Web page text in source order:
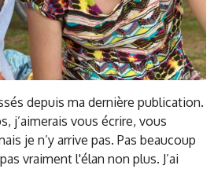
depuis ma dernière publication.
j’aimerais vous écrire, vous
je n’y arrive pas. Pas beaucoup
vraiment l'élan non plus. J’ai